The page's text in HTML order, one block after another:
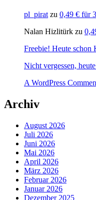
pl_pirat zu 0,49 € für
Nalan Hizlitürk zu
Freebie! Heute schon
Nicht vergessen,
A WordPress
Archiv
August 2026
Juli 2026
Juni 2026
Mai 2026
April 2026
März 2026
Februar 2026
Januar 2026
Dezember 2025